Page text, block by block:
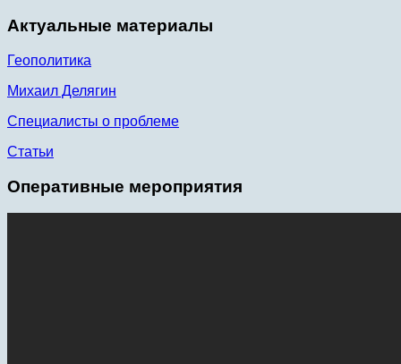
Актуальные материалы
Геополитика
Михаил Делягин
Специалисты о проблеме
Статьи
Оперативные мероприятия